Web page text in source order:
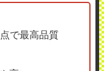
で最高品質